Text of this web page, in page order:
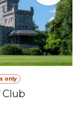
only
Club